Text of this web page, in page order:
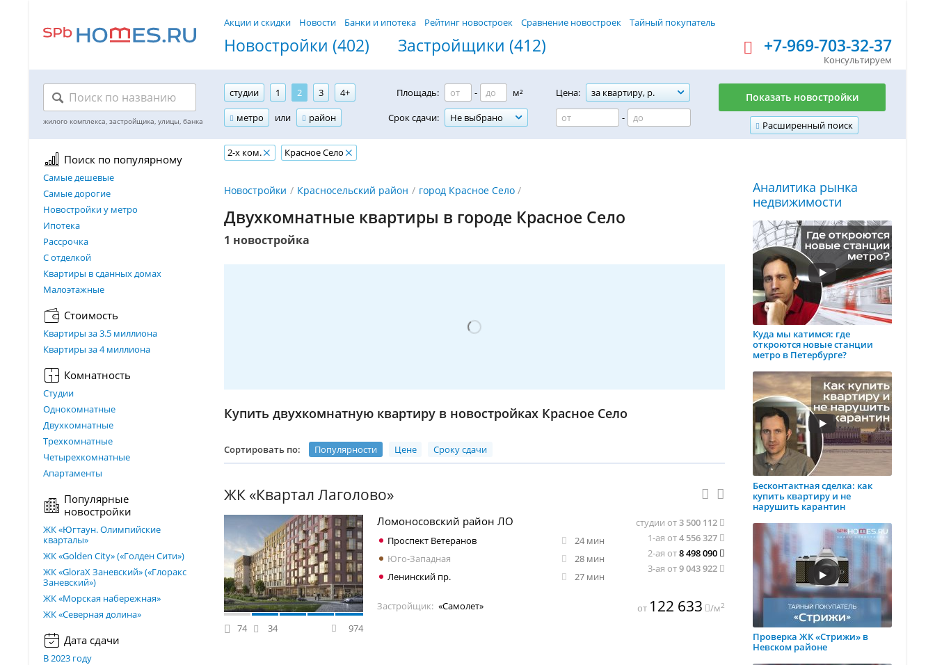
Акции и скидки Новости Банки и ипотека Рейтинг новостроек Сравнение новостроек Тайный покупатель
Новостройки (402) Застройщики (412) +7-969-703-32-37
Консультируем
студии 1 2 3
4+
метро
или район
Площадь: -
м²
Срок сдачи:
Не выбрано
Цена:
за квартиру, р.
-
Расширенный поиск
Показать новостройки
Поиск по популярному
Самые дешевые
Самые дорогие
Новостройки у метро
Ипотека
Рассрочка
С отделкой
Квартиры в сданных домах
Малоэтажные
Стоимость
Квартиры за 3.5 миллиона
Квартиры за 4 миллиона
Комнатность
Студии
Однокомнатные
Двухкомнатные
Трехкомнатные
Четырехкомнатные
Апартаменты
Популярные
новостройки
ЖК «Югтаун. Олимпийские
кварталы»
ЖК «Golden City» («Голден Сити»)
ЖК «GloraX Заневский»​ («Глоракс
Заневский»)
ЖК «Морская набережная»
ЖК «Северная долина»
Дата сдачи
В 2023 году
2-х ком. Красное Село
Новостройки Красносельский район город Красное Село
Двухкомнатные квартиры в городе Красное Село
1 новостройка
Купить двухкомнатную квартиру в новостройках Красное Село
Сортировать по: Популярности Цене Сроку сдачи
ЖК «Квартал Лаголово»
974
74 34
Ломоносовский район ЛО
Проспект Ветеранов
24 мин
Юго-Западная
28 мин
Ленинский пр.
27 мин
студии от3 500 112
1-ая от4 556 327
2-ая от8 498 090
3-ая от9 043 922
от 122 633 /м2
Застройщик: «Самолет»
Аналитика рынка
недвижимости
Куда мы катимся: где
откроются новые станции
метро в Петербурге?
Бесконтактная сделка: как
купить квартиру и не
нарушить карантин
Проверка ЖК «Стрижи» в
Невском районе